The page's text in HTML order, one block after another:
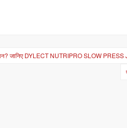
जानिए DYLECT NUTRIPRO SLOW PRESS